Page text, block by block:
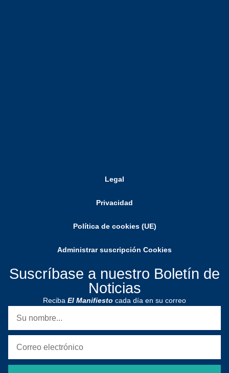
Legal
Privacidad
Política de cookies (UE)
Administrar suscripción Cookies
Suscríbase a nuestro Boletín de
Noticias
Reciba El Manifiesto cada día en su correo